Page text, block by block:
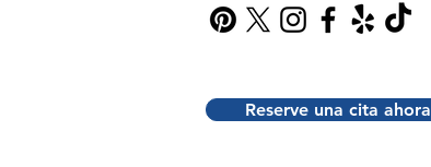
Reserve una cita ahora